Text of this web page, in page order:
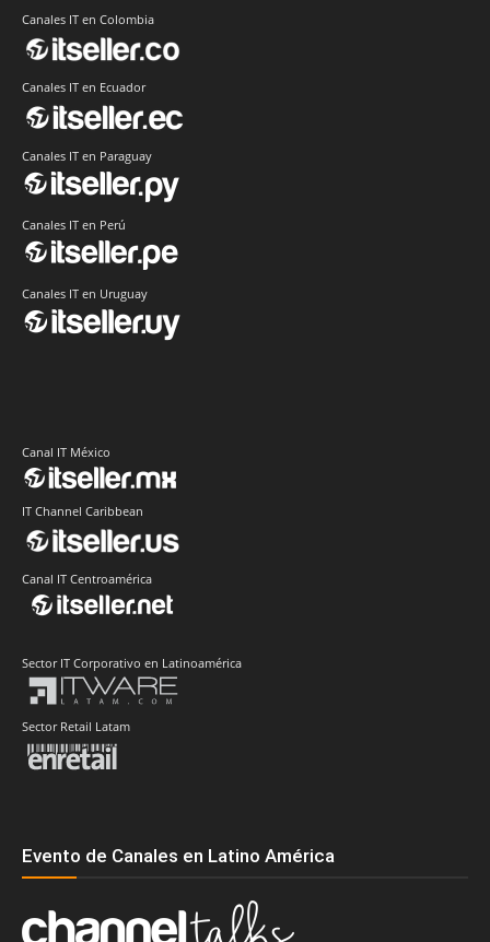
Canales IT en Colombia
Canales IT en Ecuador
Canales IT en Paraguay
Canales IT en Perú
Canales IT en Uruguay
Canal IT México
IT Channel Caribbean
Canal IT Centroamérica
Sector IT Corporativo en Latinoamérica
Sector Retail Latam
Evento de Canales en Latino América